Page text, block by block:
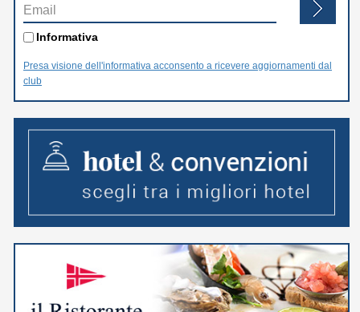
Email
Informativa *
Informativa
Presa visione dell'informativa acconsento a ricevere aggiornamenti dal
club